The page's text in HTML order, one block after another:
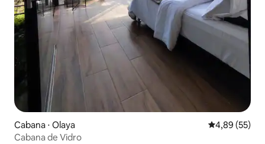
Cabana ⋅ Olaya 4,89 de uma
4,89 (55)
Cabana de Vidro